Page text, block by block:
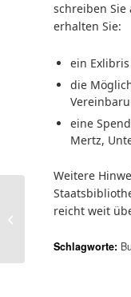
schreiben Sie
erhalten Sie:
ein
die
eine
Mertz,
Weitere
reicht weit
Schlagworte:
Die Mirador-3-